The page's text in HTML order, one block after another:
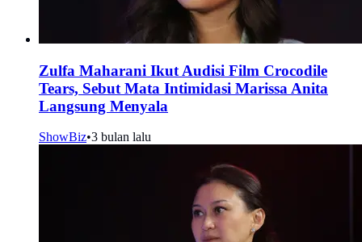
Zulfa Maharani Ikut Audisi Film Crocodile
Tears, Sebut Mata Intimidasi Marissa Anita
Langsung Menyala
ShowBiz•3 bulan lalu